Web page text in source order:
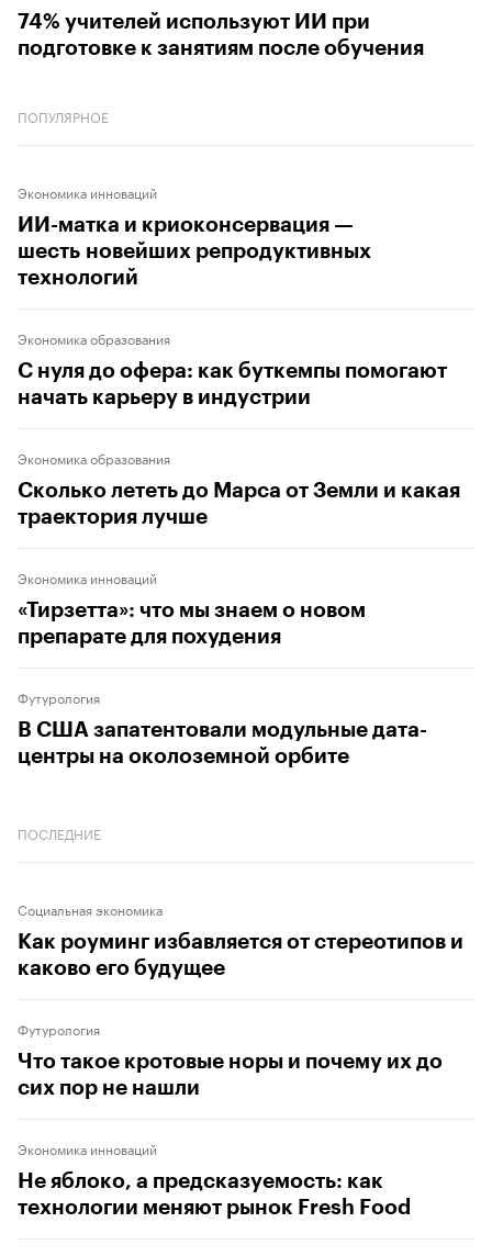
74% учителей используют ИИ при
подготовке к занятиям после обучения
ПОСЛЕДНИЕ
Социальная экономика
Как роуминг избавляется от стереотипов и
каково его будущее
Футурология
Что такое кротовые норы и почему их до
сих пор не нашли
Экономика инноваций
Не яблоко, а предсказуемость: как
технологии меняют рынок Fresh Food
ПОПУЛЯРНОЕ
Экономика инноваций
ИИ-матка и криоконсервация —
шесть новейших репродуктивных
технологий
Экономика образования
С нуля до офера: как буткемпы помогают
начать карьеру в индустрии
Экономика образования
Сколько лететь до Марса от Земли и какая
траектория лучше
Экономика инноваций
«Тирзетта»: что мы знаем о новом
препарате для похудения
Футурология
В США запатентовали модульные дата-
центры на околоземной орбите